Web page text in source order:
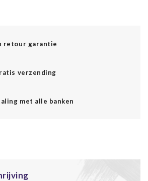
retour garantie
verzending
met alle banken